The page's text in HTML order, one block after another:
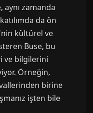
aynı zamanda
da ön
kültürel ve
Buse, bu
ve bilgilerini
Örneğin,
birine
işten bile